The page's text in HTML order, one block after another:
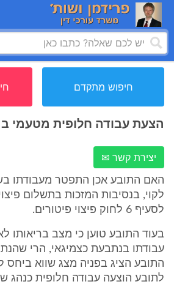
חיפוש מתקדם
הצעת עבודה חלופית מטעמי
יצירת קשר ✉
האם התובע אכן התפטר מעבודתו
לקוי, בנסיבות המזכות בתשלום
לסעיף 6 לחוק פיצוי פיטורים.
בעוד התובע טוען כי מצב
עבודתו בנתבעת כצמיגאי, הרי
התובע הציג בפניה מצג שווא ביחס
לתובע הוצעה עבודה חלופית